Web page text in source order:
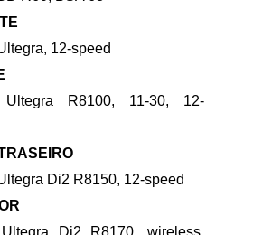
3+ PRO Power Meter:
50cm), 170mm (52-56cm),
R60, BSA 68
12-speed
Ultegra R8100, 11-30, 12-